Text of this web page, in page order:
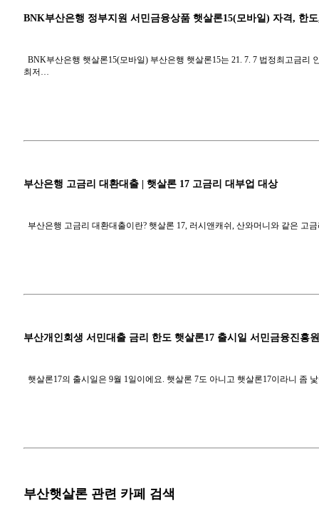
BNK부산은행 정부지원 서민금융상품 햇살론15(모바일) 자격, 한
BNK부산은행 햇살론15(모바일) 부산은행 햇살론15는 21. 7. 7 법정최고금
최저…
부산은행 고금리 대환대출 | 햇살론 17 고금리 대부업 대상
부산은행 고금리 대환대출이란? 햇살론 17, 러시앤캐쉬, 산와머니와 같은
부산개인회생 서민대출 금리 한도 햇살론17 출시일 서민금융진흥
햇살론17의 출시일은 9월 1일이에요. 햇살론 7도 아니고 햇살론17이라니
부산햇살론 관련 카페 검색